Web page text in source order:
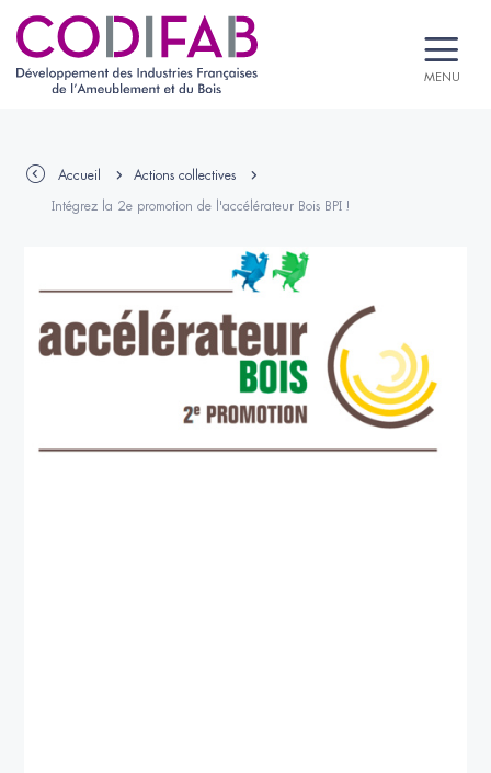
MENU
Accueil Actions collectives
Intégrez la 2e promotion de l'accélérateur Bois BPI !